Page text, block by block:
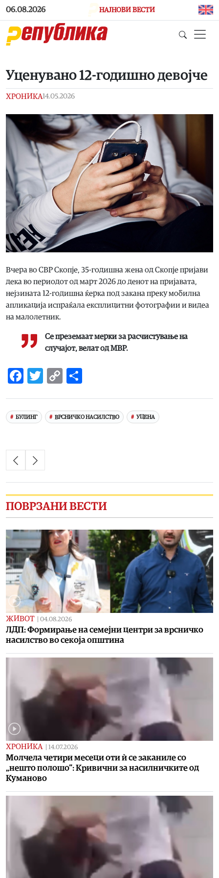
Skip to main content
06.08.2026 НАЈНОВИ ВЕСТИ
Уценувано 12-годишно девојче
ХРОНИКА14.05.2026
Вчера во СВР Скопје, 35-годишна жена од Скопје пријави
дека во периодот од март 2026 до денот на пријавата,
нејзината 12-годишна ќерка под закана преку мобилна
апликација испраќала експлицитни фотографии и видеа
на малолетник.
Се преземаат мерки за расчистување на
случајот, велат од МВР.
Facebook
Twitter
Copy
БУЛИНГ ВРСНИЧКО НАСИЛСТВО УЦЕНА
ПОВРЗАНИ ВЕСТИ
ЖИВОТ 04.08.2026
ЛДП: Формирање на семејни центри за врсничко
насилство во секоја општина
ХРОНИКА 14.07.2026
Молчела четири месеци оти ѝ се заканиле со
„нешто полошо“: Кривични за насилничките од
Куманово